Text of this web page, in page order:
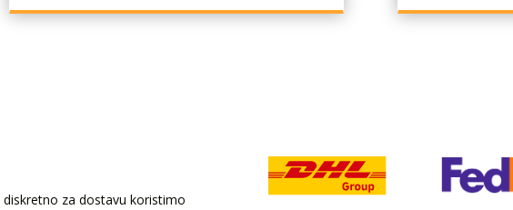
za dostavu koristimo